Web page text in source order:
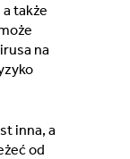
także
na
inna, a
od